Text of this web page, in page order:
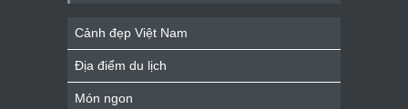
Cảnh đẹp Việt Nam
Địa điểm du lịch
Món ngon